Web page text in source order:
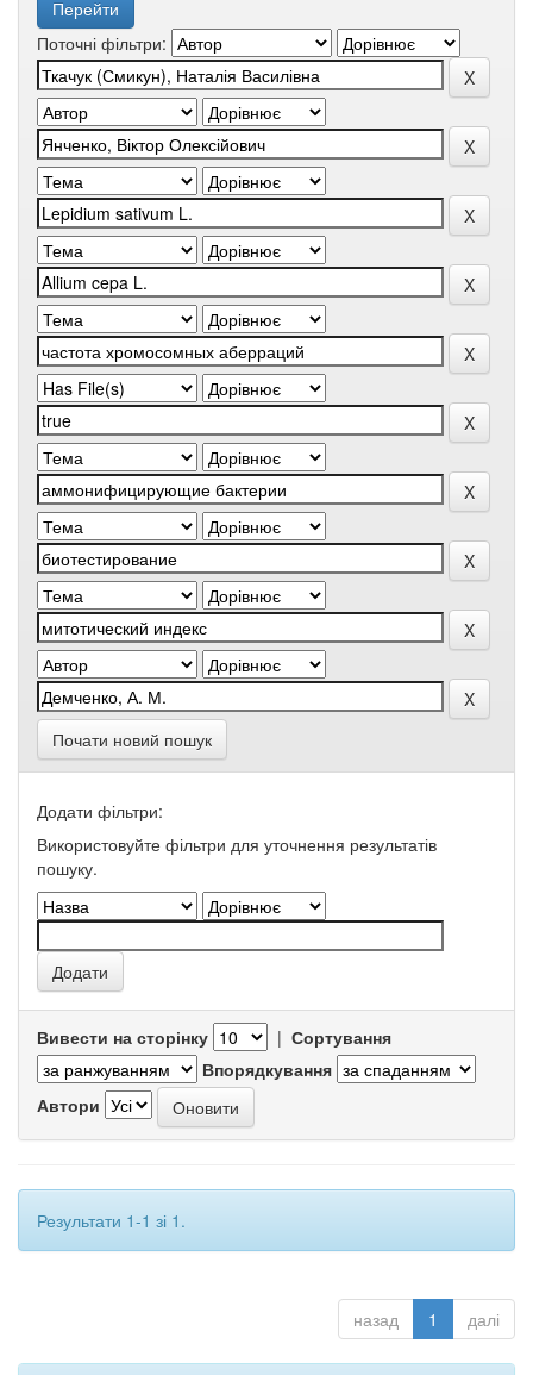
Поточні фільтри:
Почати новий пошук
Додати фільтри:
Використовуйте фільтри для уточнення результатів
пошуку.
Вивести на сторінку | Сортування
Впорядкування
Автори
Результати 1-1 зі 1.
назад 1 далі